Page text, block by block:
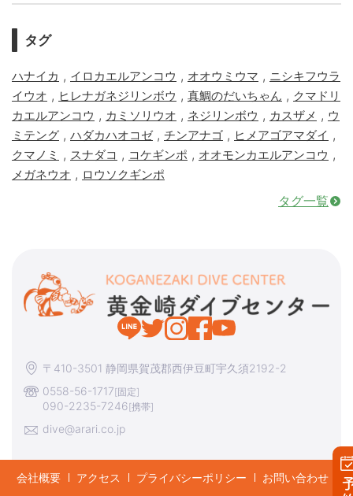
タグ
ハナイカ , イロカエルアンコウ , オオウミウマ , ニシキフウラ
イウオ , ヒレナガネジリンボウ , 真鯛のだいちゃん , クマドリ
カエルアンコウ , カミソリウオ , ネジリンボウ , カスザメ , ウ
ミテング , ハダカハオコゼ, チンアナゴ , ヒメアゴアマダイ ,
クマノミ , スナダコ , コケギンポ , オオモンカエルアンコウ ,
メガネウオ , ロウソクギンポ
タグ一覧
〒410-3501 静岡県賀茂郡西伊豆町宇久須2192-2
0558-56-1717[固定]
090-2235-7246[携帯]
dive@arari.co.jp
会社概要 アクセス プライバシーポリシー お問い合わせ